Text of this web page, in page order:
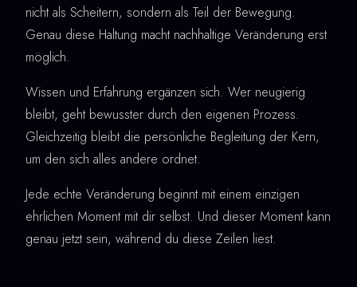
nicht als Scheitern, sondern als Teil der Bewegung.
Genau diese Haltung macht nachhaltige Veränderung erst
möglich.
Wissen und Erfahrung ergänzen sich. Wer neugierig
bleibt, geht bewusster durch den eigenen Prozess.
Gleichzeitig bleibt die persönliche Begleitung der Kern,
um den sich alles andere ordnet.
Jede echte Veränderung beginnt mit einem einzigen
ehrlichen Moment mit dir selbst. Und dieser Moment kann
genau jetzt sein, während du diese Zeilen liest.